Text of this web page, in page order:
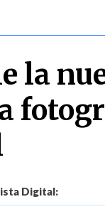
la
Digital: